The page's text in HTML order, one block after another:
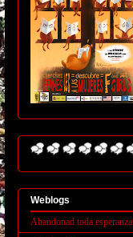
Weblogs
Abandonad toda esperanza